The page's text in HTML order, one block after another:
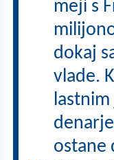
meji s
dokaj
vlade.
ostane